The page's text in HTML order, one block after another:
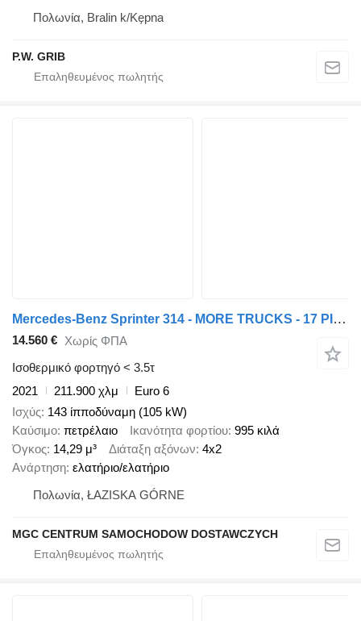
Πολωνία, Bralin k/Kępna
P.W. GRIB
Mercedes-Benz Sprinter 314 - MORE TRUCKS - 17 PIECES
14.560 € Χωρίς ΦΠΑ
Ισοθερμικό φορτηγό < 3.5τ
2021
211.900 χλμ
Euro 6
Ισχύς 143 ίπποδύναμη (105 kW)
Καύσιμο πετρέλαιο Ικανότητα φορτίου 995 κιλά
Όγκος 14,29 μ³ Διάταξη αξόνων 4x2
Ανάρτηση ελατήριο/ελατήριο
Πολωνία, ŁAZISKA GÓRNE
MGC CENTRUM SAMOCHODOW DOSTAWCZYCH